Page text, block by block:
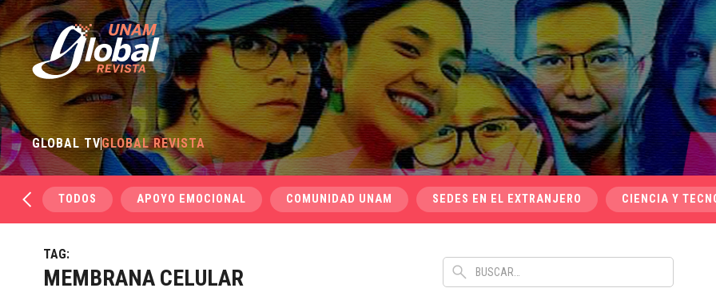
GLOBAL TVGLOBAL REVISTA
TODOS APOYO EMOCIONAL COMUNIDAD UNAM SEDES EN EL EXTRANJERO CIENCIA Y
TAG:
MEMBRANA CELULAR